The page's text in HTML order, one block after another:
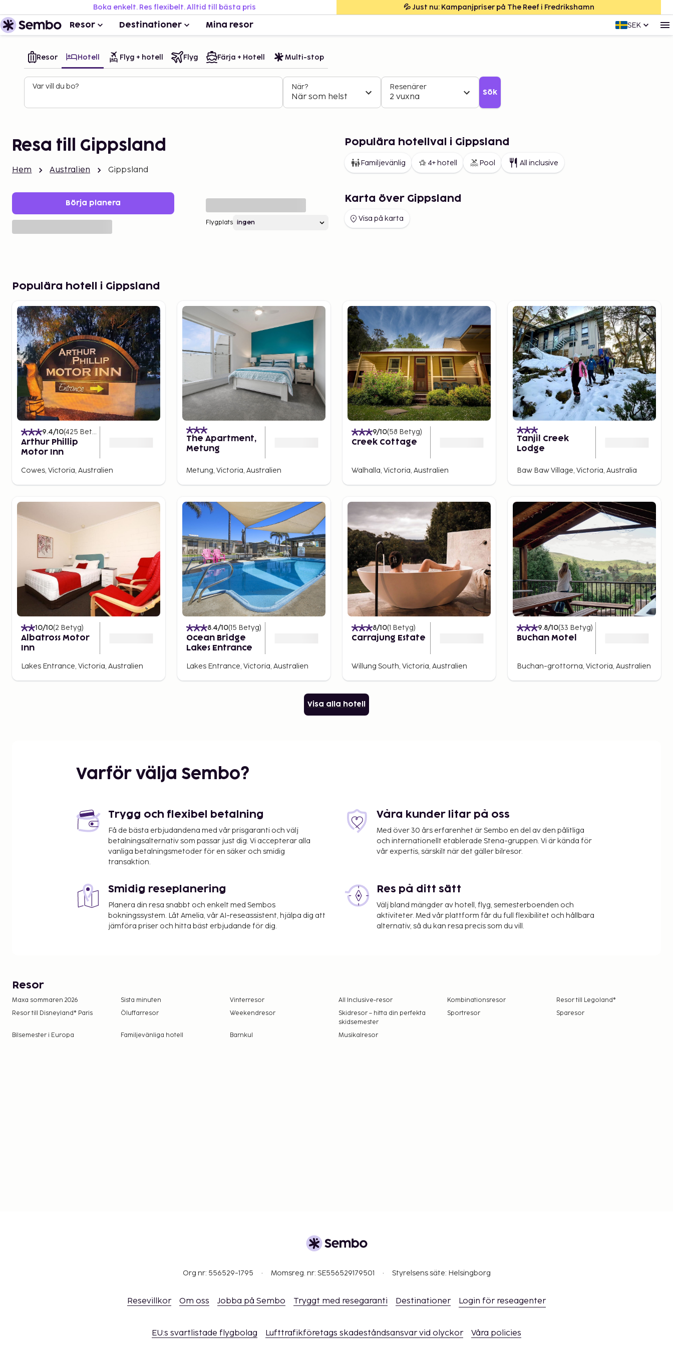
Boka enkelt. Res flexibelt. Alltid till bästa pris 💦 Just nu: Kampanjpriser på The Reef i Fredrikshamn
Resor Destinationer Mina resor SEK
Resor Hotell Flyg + hotell Flyg Färja + Hotell Multi-stop
Var vill du bo? När?
När som helst
Resenärer
2 vuxna Sök
Resa till Gippsland
Hem Australien Gippsland
Börja planera
Flygplats
Populära hotellval i Gippsland
Familjevänlig 4+ hotell Pool All inclusive
Karta över Gippsland
Visa på karta
Populära hotell i Gippsland
9.4/10(425 Betyg
Arthur Phillip
Motor Inn
Cowes, Victoria, Australien
The Apartment,
Metung
Metung, Victoria, Australien
9/10(58 Betyg)
Creek Cottage
Walhalla, Victoria, Australien
Tanjil Creek
Lodge
Baw Baw Village, Victoria, Australia
10/10(2 Betyg)
Albatross Motor
Inn
Lakes Entrance, Victoria, Australien
8.4/10(15 Betyg)
Ocean Bridge
Lakes Entrance
Lakes Entrance, Victoria, Australien
8/10(1 Betyg)
Carrajung Estate
Willung South, Victoria, Australien
9.8/10(33 Betyg)
Buchan Motel
Buchan-grottorna, Victoria, Australien
Visa alla hotell
Varför välja Sembo?
Trygg och flexibel betalning
Få de bästa erbjudandena med vår prisgaranti och välj
betalningsalternativ som passar just dig. Vi accepterar alla
vanliga betalningsmetoder för en säker och smidig
transaktion.
Våra kunder litar på oss
Med över 30 års erfarenhet är Sembo en del av den pålitliga
och internationellt etablerade Stena-gruppen. Vi är kända för
vår expertis, särskilt när det gäller bilresor.
Smidig reseplanering
Planera din resa snabbt och enkelt med Sembos
bokningssystem. Låt Amelia, vår AI-reseassistent, hjälpa dig att
jämföra priser och hitta bäst erbjudande för dig.
Res på ditt sätt
Välj bland mängder av hotell, flyg, semesterboenden och
aktiviteter. Med vår plattform får du full flexibilitet och hållbara
alternativ, så du kan resa precis som du vill.
Resor
Maxa sommaren 2026 Sista minuten Vinterresor All Inclusive-resor Kombinationsresor
Resor till Legoland®
Resor till Disneyland® Paris
Öluffarresor Weekendresor
Skidresor – hitta din perfekta
skidsemester
Sportresor Sparesor
Bilsemester i Europa Familjevänliga hotell Barnkul Musikalresor
Org nr: 556529-1795 Momsreg. nr: SE556529179501 Styrelsens säte: Helsingborg
Resevillkor Om oss Jobba på Sembo Tryggt med resegaranti Destinationer Login för reseagenter
EU:s svartlistade flygbolag Lufttrafikföretags skadeståndsansvar vid olyckor Våra policies